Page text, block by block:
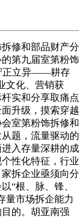
修和部品财产分
第九届室第粉饰
正立异——耕存
文化、营销获
实和分享取痛点
升级，摸索穿越
室第粉饰拆修和
题，流量驱动的
入存量深耕的成
性化特征，行业
拆企业亟须向分
“根、脉、锋、
量市场拆企能力
的。胡亚南强